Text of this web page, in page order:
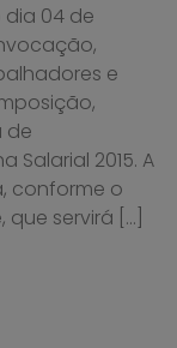
dia 04 de
e
de
Salarial 2015. A
conforme o
servirá […]